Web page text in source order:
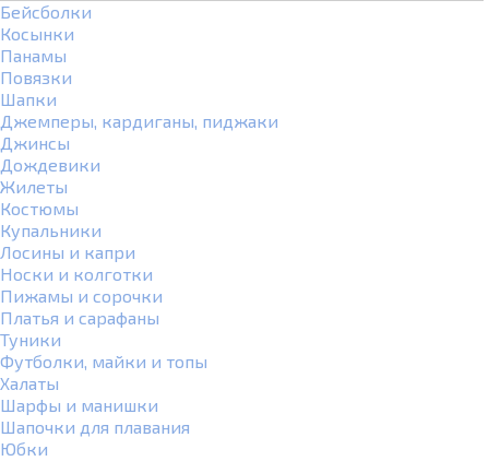
Бейсболки
Косынки
Панамы
Повязки
Шапки
Джемперы, кардиганы, пиджаки
Джинсы
Дождевики
Жилеты
Костюмы
Купальники
Лосины и капри
Носки и колготки
Пижамы и сорочки
Платья и сарафаны
Туники
Футболки, майки и топы
Халаты
Шарфы и манишки
Шапочки для плавания
Юбки